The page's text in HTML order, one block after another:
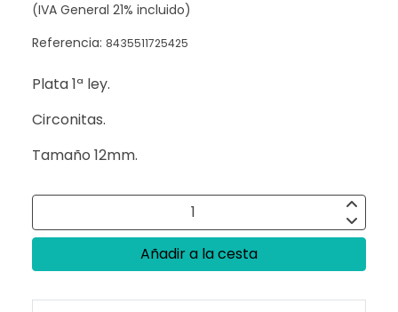
(IVA General 21% incluido)
Referencia: 8435511725425
Plata 1ª ley.
Circonitas.
Tamaño 12mm.
Añadir a la cesta